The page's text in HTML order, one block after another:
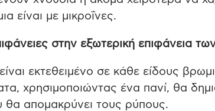
είναι με μικροΐνες.
στην εξωτερική επιφάνεια
εκτεθειμένο σε κάθε είδους
χρησιμοποιώντας ένα πανί, θα
θα απομακρύνει τους ρύπους.